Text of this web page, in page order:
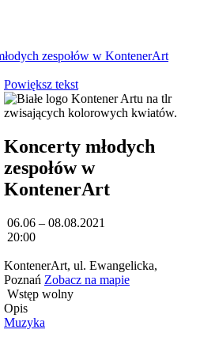
zespołów w KontenerArt
Powiększ tekst
Koncerty młodych
zespołów w
KontenerArt
06.06 – 08.08.2021
20:00
KontenerArt, ul. Ewangelicka,
Poznań Zobacz na mapie
Wstęp wolny
Opis
Muzyka